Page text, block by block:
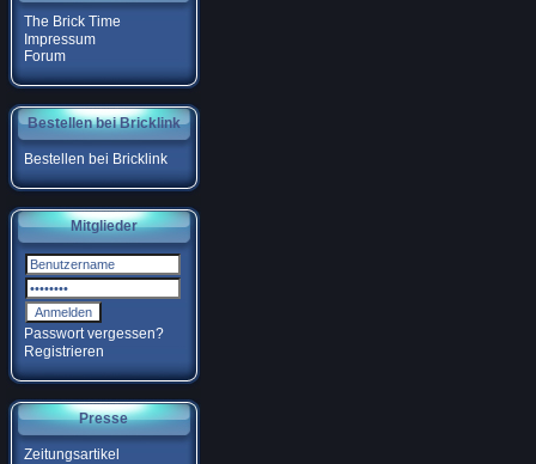
The Brick Time
Impressum
Forum
Bestellen bei Bricklink
Bestellen bei Bricklink
Mitglieder
Passwort vergessen?
Registrieren
Presse
Zeitungsartikel